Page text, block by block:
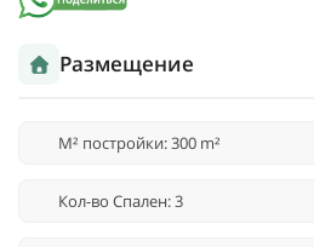
Размещение
M² постройки: 300 m²
Кол-во Спален: 3